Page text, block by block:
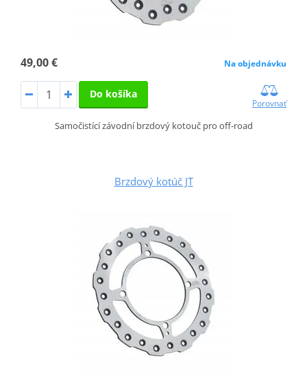
49,00 € Na objednávku
Do košíka
Porovnať
Samočistící závodní brzdový kotouč pro off-road
Brzdový kotúč JT